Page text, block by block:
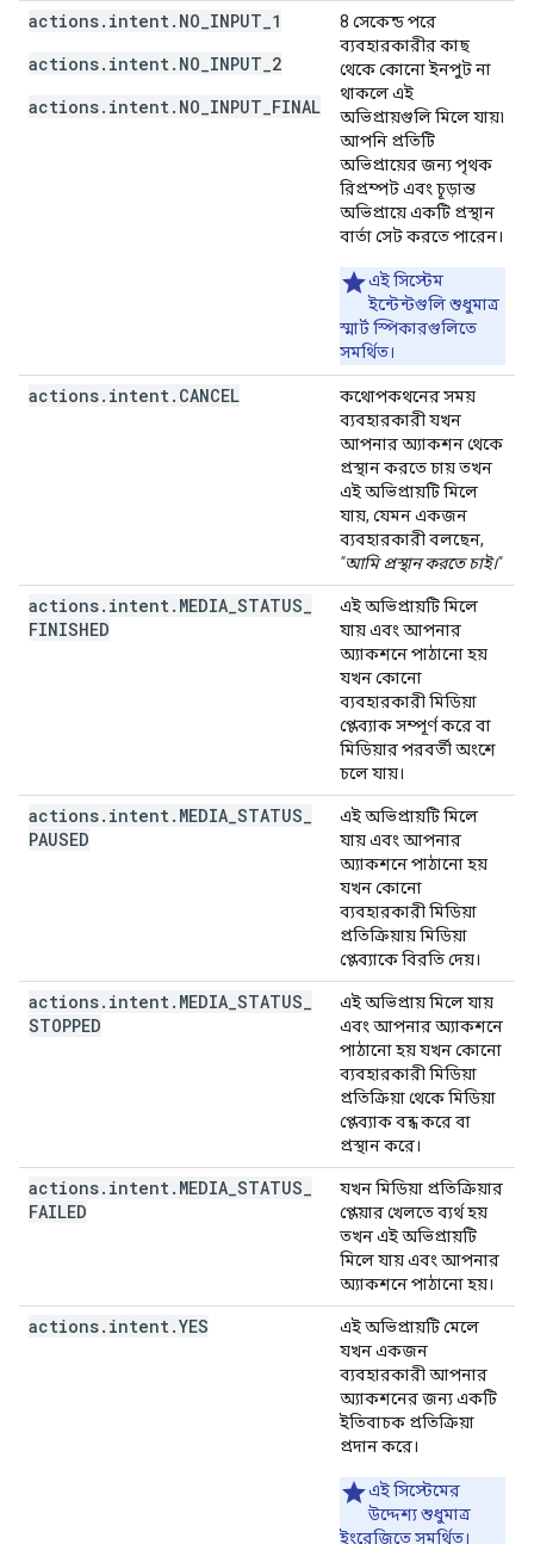
actions.intent.NO_INPUT_1
actions.intent.NO_INPUT_2
actions.intent.NO_INPUT_FINAL
8 সেকেন্ড পরে
ব্যবহারকারীর কাছ
থেকে কোনো ইনপুট না
থাকলে এই
অভিপ্রায়গুলি মিলে যায়৷
আপনি প্রতিটি
অভিপ্রায়ের জন্য পৃথক
রিপ্রম্পট এবং চূড়ান্ত
অভিপ্রায়ে একটি প্রস্থান
বার্তা সেট করতে পারেন।
এই সিস্টেম
ইন্টেন্টগুলি শুধুমাত্র
স্মার্ট স্পিকারগুলিতে
সমর্থিত।
actions. intent . CANCEL
কথোপকথনের সময়
ব্যবহারকারী যখন
আপনার অ্যাকশন থেকে
প্রস্থান করতে চায় তখন
এই অভিপ্রায়টি মিলে
যায়, যেমন একজন
ব্যবহারকারী বলছেন,
"আমি প্রস্থান করতে চাই।"
actions. intent . MEDIA STATUS
FINISHED
এই অভিপ্রায়টি মিলে
যায় এবং আপনার
অ্যাকশনে পাঠানো হয়
যখন কোনো
ব্যবহারকারী মিডিয়া
প্লেব্যাক সম্পূর্ণ করে বা
মিডিয়ার পরবর্তী অংশে
চলে যায়।
actions. intent . MEDIA STATUS
PAUSED
এই অভিপ্রায়টি মিলে
যায় এবং আপনার
অ্যাকশনে পাঠানো হয়
যখন কোনো
ব্যবহারকারী মিডিয়া
প্রতিক্রিয়ায় মিডিয়া
প্লেব্যাকে বিরতি দেয়।
actions. intent . MEDIA STATUS
STOPPED
এই অভিপ্রায় মিলে যায়
এবং আপনার অ্যাকশনে
পাঠানো হয় যখন কোনো
ব্যবহারকারী মিডিয়া
প্রতিক্রিয়া থেকে মিডিয়া
প্লেব্যাক বন্ধ করে বা
প্রস্থান করে।
actions. intent . MEDIA STATUS
FAILED
যখন মিডিয়া প্রতিক্রিয়ার
প্লেয়ার খেলতে ব্যর্থ হয়
তখন এই অভিপ্রায়টি
মিলে যায় এবং আপনার
অ্যাকশনে পাঠানো হয়।
actions. intent .YES
এই অভিপ্রায়টি মেলে
যখন একজন
ব্যবহারকারী আপনার
অ্যাকশনের জন্য একটি
ইতিবাচক প্রতিক্রিয়া
প্রদান করে।
এই সিস্টেমের
উদ্দেশ্য শুধুমাত্র
ইংরেজিতে সমর্থিত।